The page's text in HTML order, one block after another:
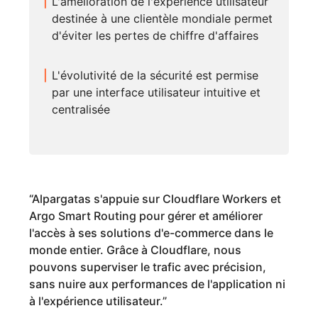
destinée à une clientèle mondiale permet
d'éviter les pertes de chiffre d'affaires
L'évolutivité de la sécurité est permise
par une interface utilisateur intuitive et
centralisée
“Alpargatas s'appuie sur Cloudflare Workers et
Argo Smart Routing pour gérer et améliorer
l'accès à ses solutions d'e-commerce dans le
monde entier. Grâce à Cloudflare, nous
pouvons superviser le trafic avec précision,
sans nuire aux performances de l'application ni
à l'expérience utilisateur.”